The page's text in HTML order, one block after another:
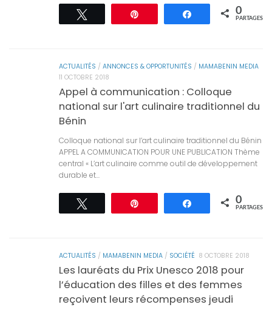
Partagez 0
PARTAGES
ACTUALITÉS / ANNONCES & OPPORTUNITÉS / MAMABENIN MEDIA
11 OCTOBRE 2018
Appel à communication : Colloque
national sur l'art culinaire traditionnel du
Bénin
Colloque national sur l’art culinaire traditionnel du Bénin
APPEL A COMMUNICATION POUR UNE PUBLICATION Thème
central « L’art culinaire comme outil de développement
durable et...
Partagez 0
PARTAGES
ACTUALITÉS / MAMABENIN MEDIA / SOCIÉTÉ 8 OCTOBRE 2018
Les lauréats du Prix Unesco 2018 pour
l’éducation des filles et des femmes
reçoivent leurs récompenses jeudi